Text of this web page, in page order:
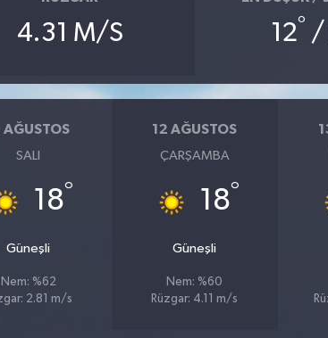
4.31 M/S 12° /
AĞUSTOS
SALI
18°
Güneşli
Nem: %62
2.81 m/s
12 AĞUSTOS
ÇARŞAMBA
18°
Güneşli
Nem: %60
Rüzgar: 4.11 m/s